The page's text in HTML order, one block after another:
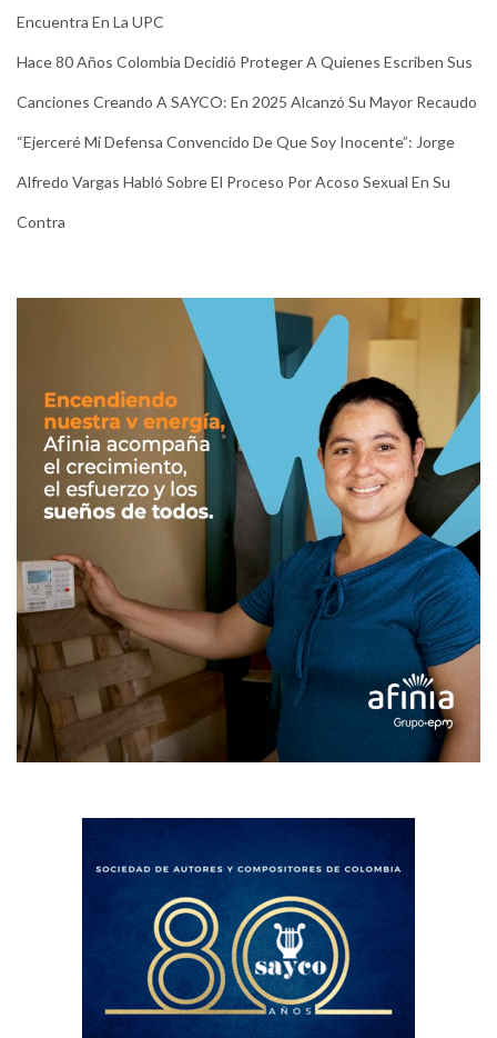
Encuentra En La UPC
Hace 80 Años Colombia Decidió Proteger A Quienes Escriben Sus
Canciones Creando A SAYCO: En 2025 Alcanzó Su Mayor Recaudo
“Ejerceré Mi Defensa Convencido De Que Soy Inocente”: Jorge
Alfredo Vargas Habló Sobre El Proceso Por Acoso Sexual En Su
Contra